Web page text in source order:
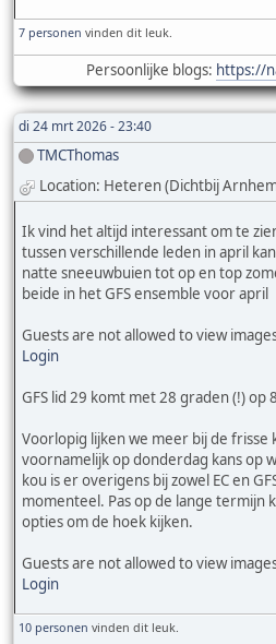
7 personen vinden dit leuk.
Persoonlijke blogs: https://
di 24 mrt 2026 - 23:40
TMCThomas
Location: Heteren (Dichtbij
Ik vind het altijd interessant om te
tussen verschillende leden in april
natte sneeuwbuien tot op en top
beide in het GFS ensemble voor april
Guests are not allowed to view
Login
GFS lid 29 komt met 28 graden (!) op
Voorlopig lijken we meer bij de frisse
voornamelijk op donderdag kans op
kou is er overigens bij zowel EC en
momenteel. Pas op de lange termijn
opties om de hoek kijken.
Guests are not allowed to view
Login
10 personen vinden dit leuk.